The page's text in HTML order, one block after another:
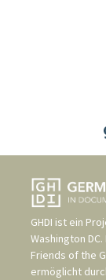
GHDI ist ein
Washington DC
Friends of the
ermöglicht